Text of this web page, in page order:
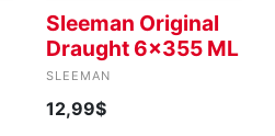
Sleeman Original
Draught 6x355 ML
SLEEMAN
12,99$